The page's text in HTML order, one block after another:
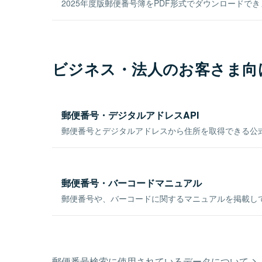
2025年度版郵便番号簿をPDF形式でダウンロードで
ビジネス・法人のお客さま
郵便番号・デジタルアドレスAPI
郵便番号とデジタルアドレスから住所を取得できる公
郵便番号・バーコードマニュアル
郵便番号や、バーコードに関するマニュアルを掲載し